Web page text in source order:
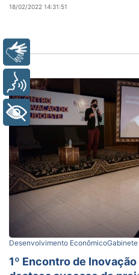
18/02/2022 14:31:51
Desenvolvimento Econômico
1º Encontro de
Libras
Voz
+ Acessibilidade